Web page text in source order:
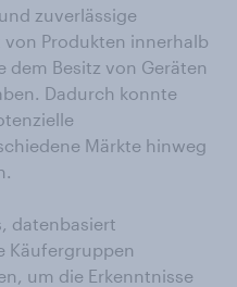
zuverlässige
Produkten innerhalb
dem Besitz von Geräten
Dadurch konnte
Märkte hinweg
datenbasiert
Käufergruppen
um die Erkenntnisse